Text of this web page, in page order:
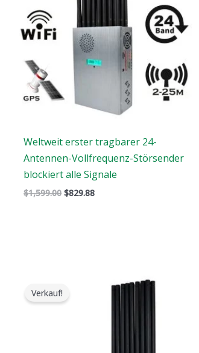
Weltweit erster tragbarer 24-
Antennen-Vollfrequenz-Störsender
blockiert alle Signale
$1,599.00 $829.88
Verkauf!
ursprüngliche
aktuelle